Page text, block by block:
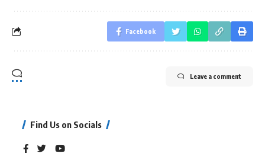
Facebook
Leave a comment
Find Us on Socials